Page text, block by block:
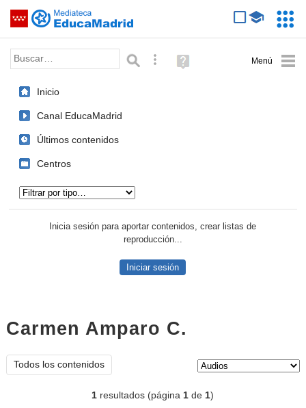
Saltar navegación
Palabra o frase: Búsqueda avanzada
Ayuda
(en
Inicio
Canal EducaMadrid
Últimos contenidos
Centros
Inicia sesión para aportar contenidos, crear listas de
reproducción...
Iniciar sesión
Carmen Amparo C.
Todos los contenidos
1 resultados (página1 de1)